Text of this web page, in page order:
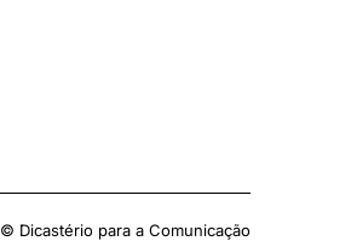
Dicastério para a Comunicação